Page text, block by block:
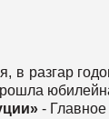
в разгар
-